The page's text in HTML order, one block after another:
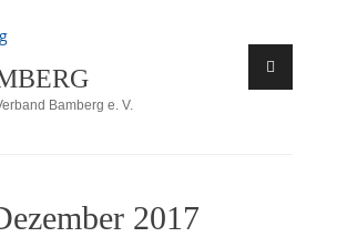
Bamberg e. V.
2017